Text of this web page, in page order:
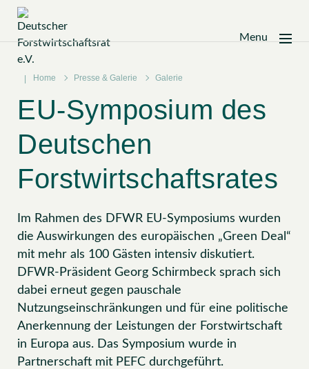
Zum
Inhalt
springen
Menu
Home Presse & Galerie Galerie
EU-Symposium des
Deutschen
Forstwirtschaftsrates
Im Rahmen des DFWR EU-Symposiums wurden
die Auswirkungen des europäischen „Green Deal“
mit mehr als 100 Gästen intensiv diskutiert.
DFWR-Präsident Georg Schirmbeck sprach sich
dabei erneut gegen pauschale
Nutzungseinschränkungen und für eine politische
Anerkennung der Leistungen der Forstwirtschaft
in Europa aus. Das Symposium wurde in
Partnerschaft mit PEFC durchgeführt.